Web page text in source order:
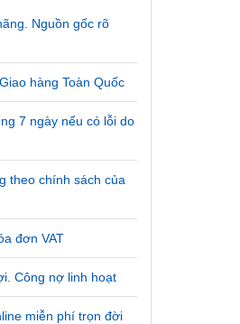
Nguồn gốc rõ
hàng Toàn Quốc
7 ngày nếu có lỗi do
theo chính sách của
đơn VAT
Công nợ linh hoạt
miễn phí trọn đời